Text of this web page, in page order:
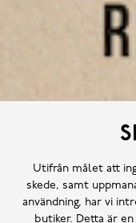
Utifrån målet att
skede, samt
användning, har vi
butiker. Detta är